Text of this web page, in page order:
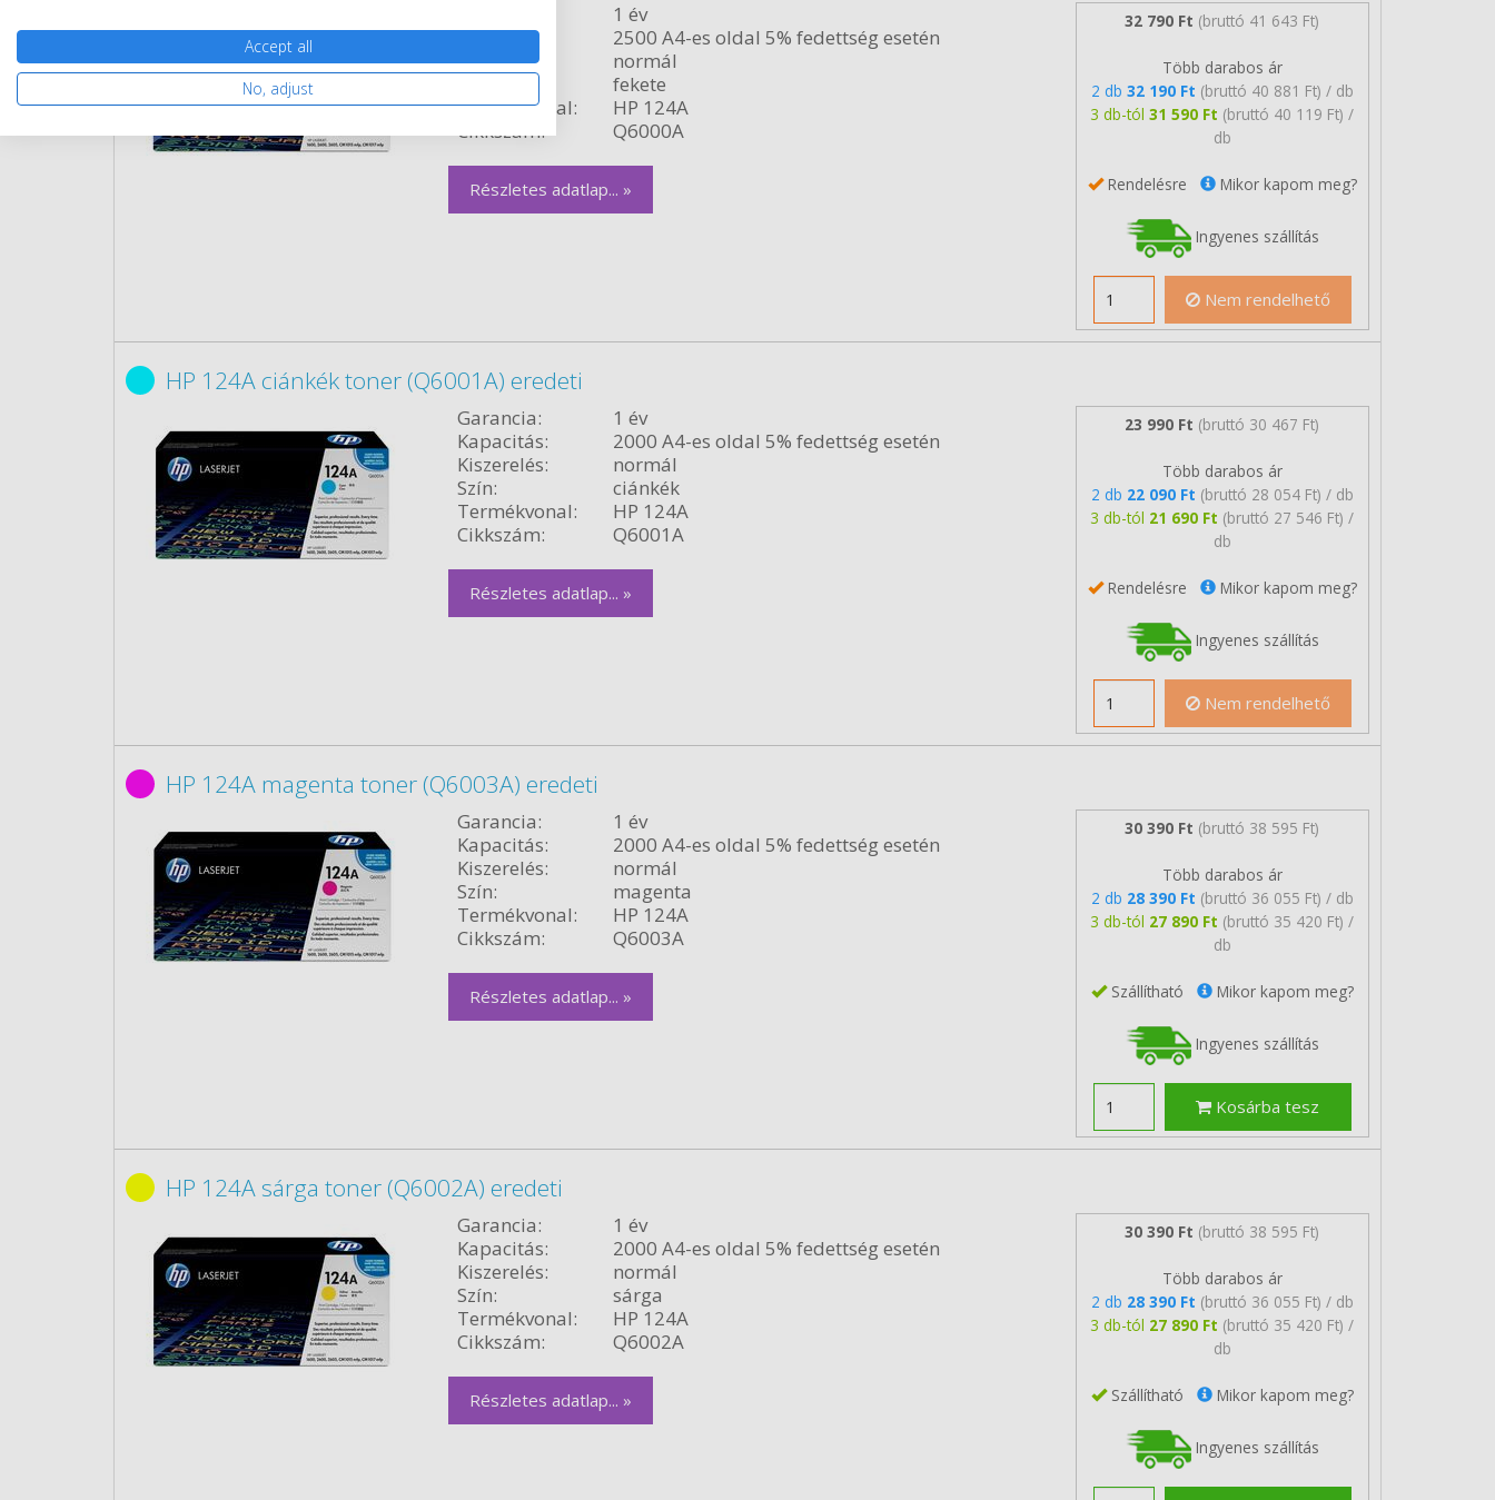
1 év
Kapacitás:
2500 A4-es oldal 5% fedettség esetén
Kiszerelés:
normál
fekete
Termékvonal:
HP 124A
Cikkszám:
Q6000A
Részletes adatlap... »
32 790 Ft (bruttó 41 643 Ft)
Több darabos ár
2 db 32 190 Ft (bruttó 40 881 Ft) / db
3 db-tól31 590 Ft (bruttó 40 119 Ft) /
db
Rendelésre Mikor kapom meg?
Ingyenes szállítás
Nem rendelhető
HP 124A ciánkék toner (Q6001A) eredeti
Garancia:
1 év
Kapacitás:
2000 A4-es oldal 5% fedettség esetén
Kiszerelés:
normál
Szín:
ciánkék
Termékvonal:
HP 124A
Cikkszám:
Q6001A
Részletes adatlap... »
23 990 Ft (bruttó 30 467 Ft)
Több darabos ár
2 db 22 090 Ft (bruttó 28 054 Ft) / db
3 db-tól 21 690 Ft (bruttó 27 546 Ft) /
db
Rendelésre Mikor kapom meg?
Ingyenes szállítás
Nem rendelhető
HP 124A magenta toner (Q6003A) eredeti
Garancia:
1 év
Kapacitás:
2000 A4-es oldal 5% fedettség esetén
Kiszerelés:
normál
Szín:
magenta
Termékvonal:
HP 124A
Cikkszám:
Q6003A
Részletes adatlap... »
30 390 Ft (bruttó 38 595 Ft)
Több darabos ár
2 db 28 390 Ft (bruttó 36 055 Ft) / db
3 db-tól 27 890 Ft (bruttó 35 420 Ft) /
db
Szállítható Mikor kapom meg?
Ingyenes szállítás
Kosárba tesz
HP 124A sárga toner (Q6002A) eredeti
Garancia:
1 év
Kapacitás:
2000 A4-es oldal 5% fedettség esetén
Kiszerelés:
normál
Szín:
sárga
Termékvonal:
HP 124A
Cikkszám:
Q6002A
Részletes adatlap... »
30 390 Ft (bruttó 38 595 Ft)
Több darabos ár
2 db 28 390 Ft (bruttó 36 055 Ft) / db
3 db-tól 27 890 Ft (bruttó 35 420 Ft) /
db
Szállítható Mikor kapom meg?
Ingyenes szállítás
Accept all
No, adjust